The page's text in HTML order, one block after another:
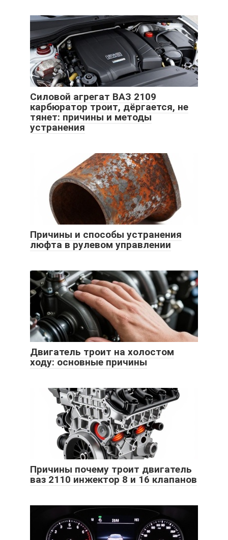
Силовой агрегат ВАЗ 2109
карбюратор троит, дёргается, не
тянет: причины и методы
устранения
Причины и способы устранения
люфта в рулевом управлении
Двигатель троит на холостом
ходу: основные причины
Причины почему троит двигатель
ваз 2110 инжектор 8 и 16 клапанов